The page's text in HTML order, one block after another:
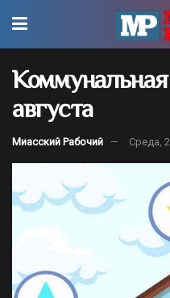
августа
Миасский Рабочий Среда,